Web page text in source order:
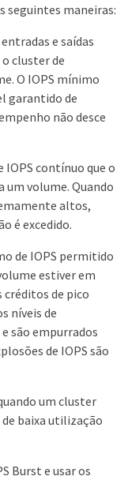
seguintes maneiras:
e saídas
cluster de
O IOPS mínimo
garantido de
não desce
IOPS contínuo que o
volume. Quando
altos,
é excedido.
de IOPS permitido
estiver em
créditos de pico
níveis de
são empurrados
de IOPS são
um cluster
baixa utilização
Burst e usar os